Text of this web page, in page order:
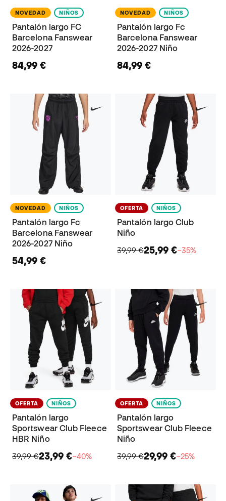
NOVEDAD NIÑOS
Pantalón largo FC
Barcelona Fanswear
2026-2027
84,99 €
NOVEDAD NIÑOS
Pantalón largo Fc
Barcelona Fanswear
2026-2027 Niño
84,99 €
NOVEDAD NIÑOS
Pantalón largo Fc
Barcelona Fanswear
2026-2027 Niño
54,99 €
OFERTA NIÑOS
Pantalón largo Club
Niño
39,99 €25,99 €−35%
OFERTA NIÑOS
Pantalón largo
Sportswear Club Fleece
HBR Niño
39,99 €23,99 €−40%
OFERTA NIÑOS
Pantalón largo
Sportswear Club Fleece
Niño
39,99 €29,99 €−25%